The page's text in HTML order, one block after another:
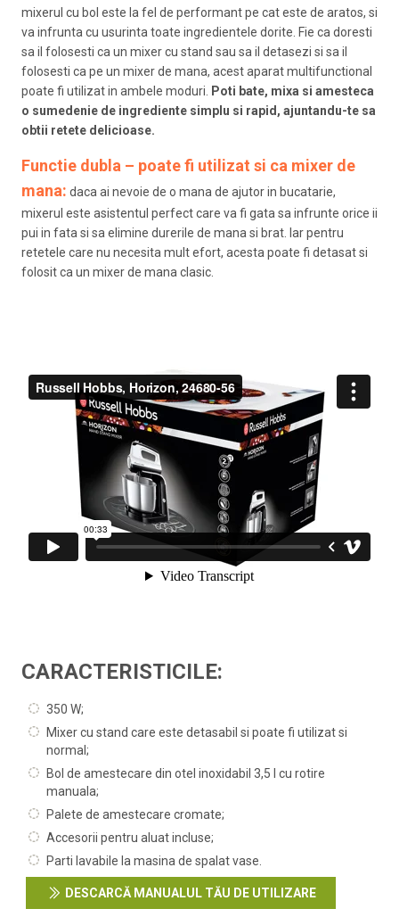
mixerul cu bol este la fel de performant pe cat este de aratos, si
va infrunta cu usurinta toate ingredientele dorite. Fie ca doresti
sa il folosesti ca un mixer cu stand sau sa il detasezi si sa il
folosesti ca pe un mixer de mana, acest aparat multifunctional
poate fi utilizat in ambele moduri.
Poti bate, mixa si amesteca
o sumedenie de ingrediente simplu si rapid, ajuntandu-te sa
obtii retete delicioase.
Functie dubla – poate fi utilizat si ca mixer de
mana: daca ai nevoie de o mana de ajutor in bucatarie,
mixerul este asistentul perfect care va fi gata sa infrunte orice ii
pui in fata si sa elimine durerile de mana si brat. Iar pentru
retetele care nu necesita mult efort, acesta poate fi detasat si
folosit ca un mixer de mana clasic.
CARACTERISTICILE:
350 W;
Mixer cu stand care este detasabil si poate fi utilizat si
normal;
Bol de amestecare din otel inoxidabil 3,5 l cu rotire
manuala;
Palete de amestecare cromate;
Accesorii pentru aluat incluse;
Parti lavabile la masina de spalat vase.
DESCARCĂ MANUALUL TĂU DE UTILIZARE